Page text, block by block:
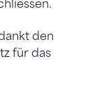
den
für das